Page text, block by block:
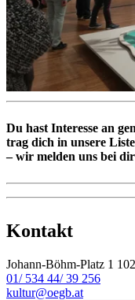
Du hast Interesse an
trag dich in unsere
– wir melden uns bei
Kontakt
Johann-Böhm-Platz 1
01/ 534 44/ 39 256
kultur@oegb.at